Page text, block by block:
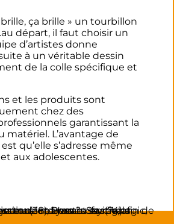
brille, ça brille » un tourbillon
départ, il faut choisir un
d’artistes donne
à un véritable dessin
de la colle spécifique et
et les produits sont
chez des
garantissant la
L’avantage de
qu’elle s’adresse même
aux adolescentes.